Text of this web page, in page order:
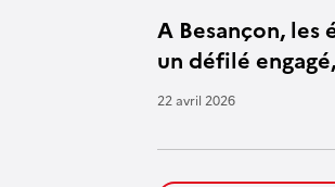
A Besançon, les
un défilé
22 avril 2026